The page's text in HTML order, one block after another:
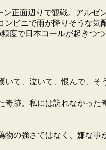
正面辺りで観戦。アルゼ
ビニで雨が降りそうな
度で日本コールが起きつ
て、泣いて、恨んで、そ
跡。私には訪れなかっ
の強さではなく、嫌な